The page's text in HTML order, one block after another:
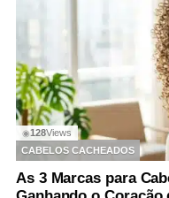
◉128Views
CABELOS CACHEADOS
As 3 Marcas para